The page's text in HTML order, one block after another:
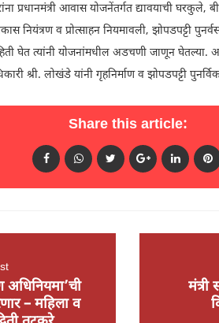
प्रधानमंत्री आवास योजनेंतर्गत द्यावयाची घरकुले,
नियंत्रण व प्रोत्साहन नियमावली, झोपडपट्टी
घेत त्यांनी योजनांमधील अडचणी जाणून
श्री. लोखंडे यांनी गृहनिर्माण व झोपडपट्टी
Share this article:
अधिनियमा’ची
– महिला व
मंत्री